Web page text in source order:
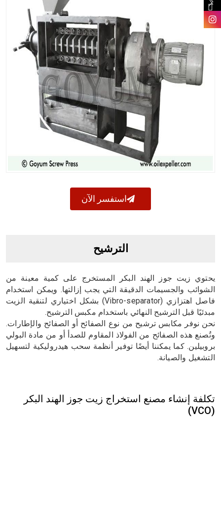
استفسر الآن
الترشيح
يحتوي زيت جوز الهند البكر المستخرج على كمية معينة من
الشوائب والجسيمات الدقيقة التي يجب إزالتها. ويمكن استخدام
فاصل اهتزازي (Vibro-separator) بشكل اختياري لتنقية الزيت
مبدئيًا قبل الترشيح النهائي باستخدام مكبس الترشيح.
نحن نوفر مكابس ترشيح من نوع الصفائح أو الصفائح والإطارات.
وتُصنع هذه الصفائح من الفولاذ المقاوم للصدأ أو من مادة البولي
بروبيلين. كما يمكننا أيضًا توفير أنظمة سحب هيدروليكية لتسهيل
التشغيل والصيانة.
تكلفة إنشاء مصنع استخراج زيت جوز الهند البكر
(VCO)